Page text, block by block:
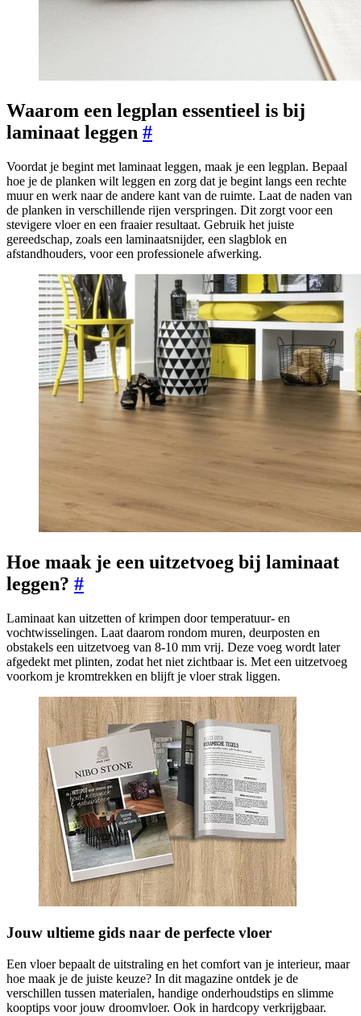
Waarom een legplan essentieel is bij
laminaat leggen #
Voordat je begint met laminaat leggen, maak je een legplan. Bepaal
hoe je de planken wilt leggen en zorg dat je begint langs een rechte
muur en werk naar de andere kant van de ruimte. Laat de naden van
de planken in verschillende rijen verspringen. Dit zorgt voor een
stevigere vloer en een fraaier resultaat. Gebruik het juiste
gereedschap, zoals een laminaatsnijder, een slagblok en
afstandhouders, voor een professionele afwerking.
Hoe maak je een uitzetvoeg bij laminaat
leggen? #
Laminaat kan uitzetten of krimpen door temperatuur- en
vochtwisselingen. Laat daarom rondom muren, deurposten en
obstakels een uitzetvoeg van 8-10 mm vrij. Deze voeg wordt later
afgedekt met plinten, zodat het niet zichtbaar is. Met een uitzetvoeg
voorkom je kromtrekken en blijft je vloer strak liggen.
Jouw ultieme gids naar de perfecte vloer
Een vloer bepaalt de uitstraling en het comfort van je interieur, maar
hoe maak je de juiste keuze? In dit magazine ontdek je de
verschillen tussen materialen, handige onderhoudstips en slimme
kooptips voor jouw droomvloer. Ook in hardcopy verkrijgbaar.